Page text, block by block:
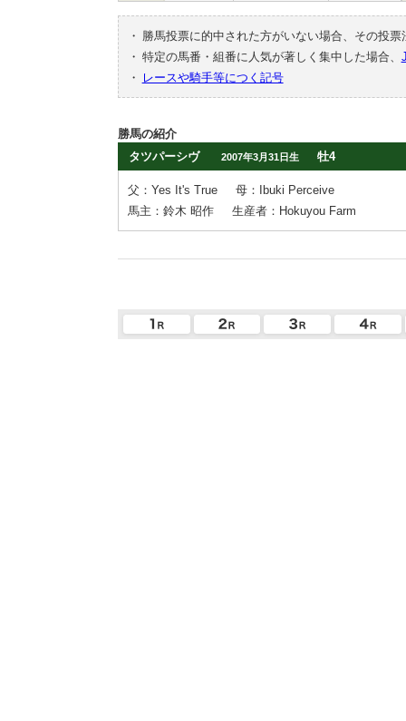
・
勝馬投票に的中された方がいない場合、その投
・ 特定の馬番・組番に人気が著しく集中した場合、
・
レースや騎手等につく記号
勝馬の紹介
タツパーシヴ
2007年3月31日生 牡4
父：Yes It's True
母：Ibuki Perceive
馬主：鈴木 昭作
生産者：Hokuyou Farm